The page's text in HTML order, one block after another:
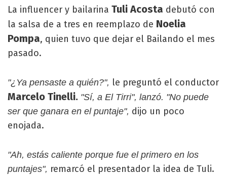
La influencer y bailarina Tuli Acosta debutó con
la salsa de a tres en reemplazo de Noelia
Pompa, quien tuvo que dejar el Bailando el mes
pasado.
"¿Ya pensaste a quién?", le preguntó el conductor
Marcelo Tinelli. "Sí, a El Tirri", lanzó. "No puede
ser que ganara en el puntaje", dijo un poco
enojada.
"Ah, estás caliente porque fue el primero en los
puntajes", remarcó el presentador la idea de Tuli.